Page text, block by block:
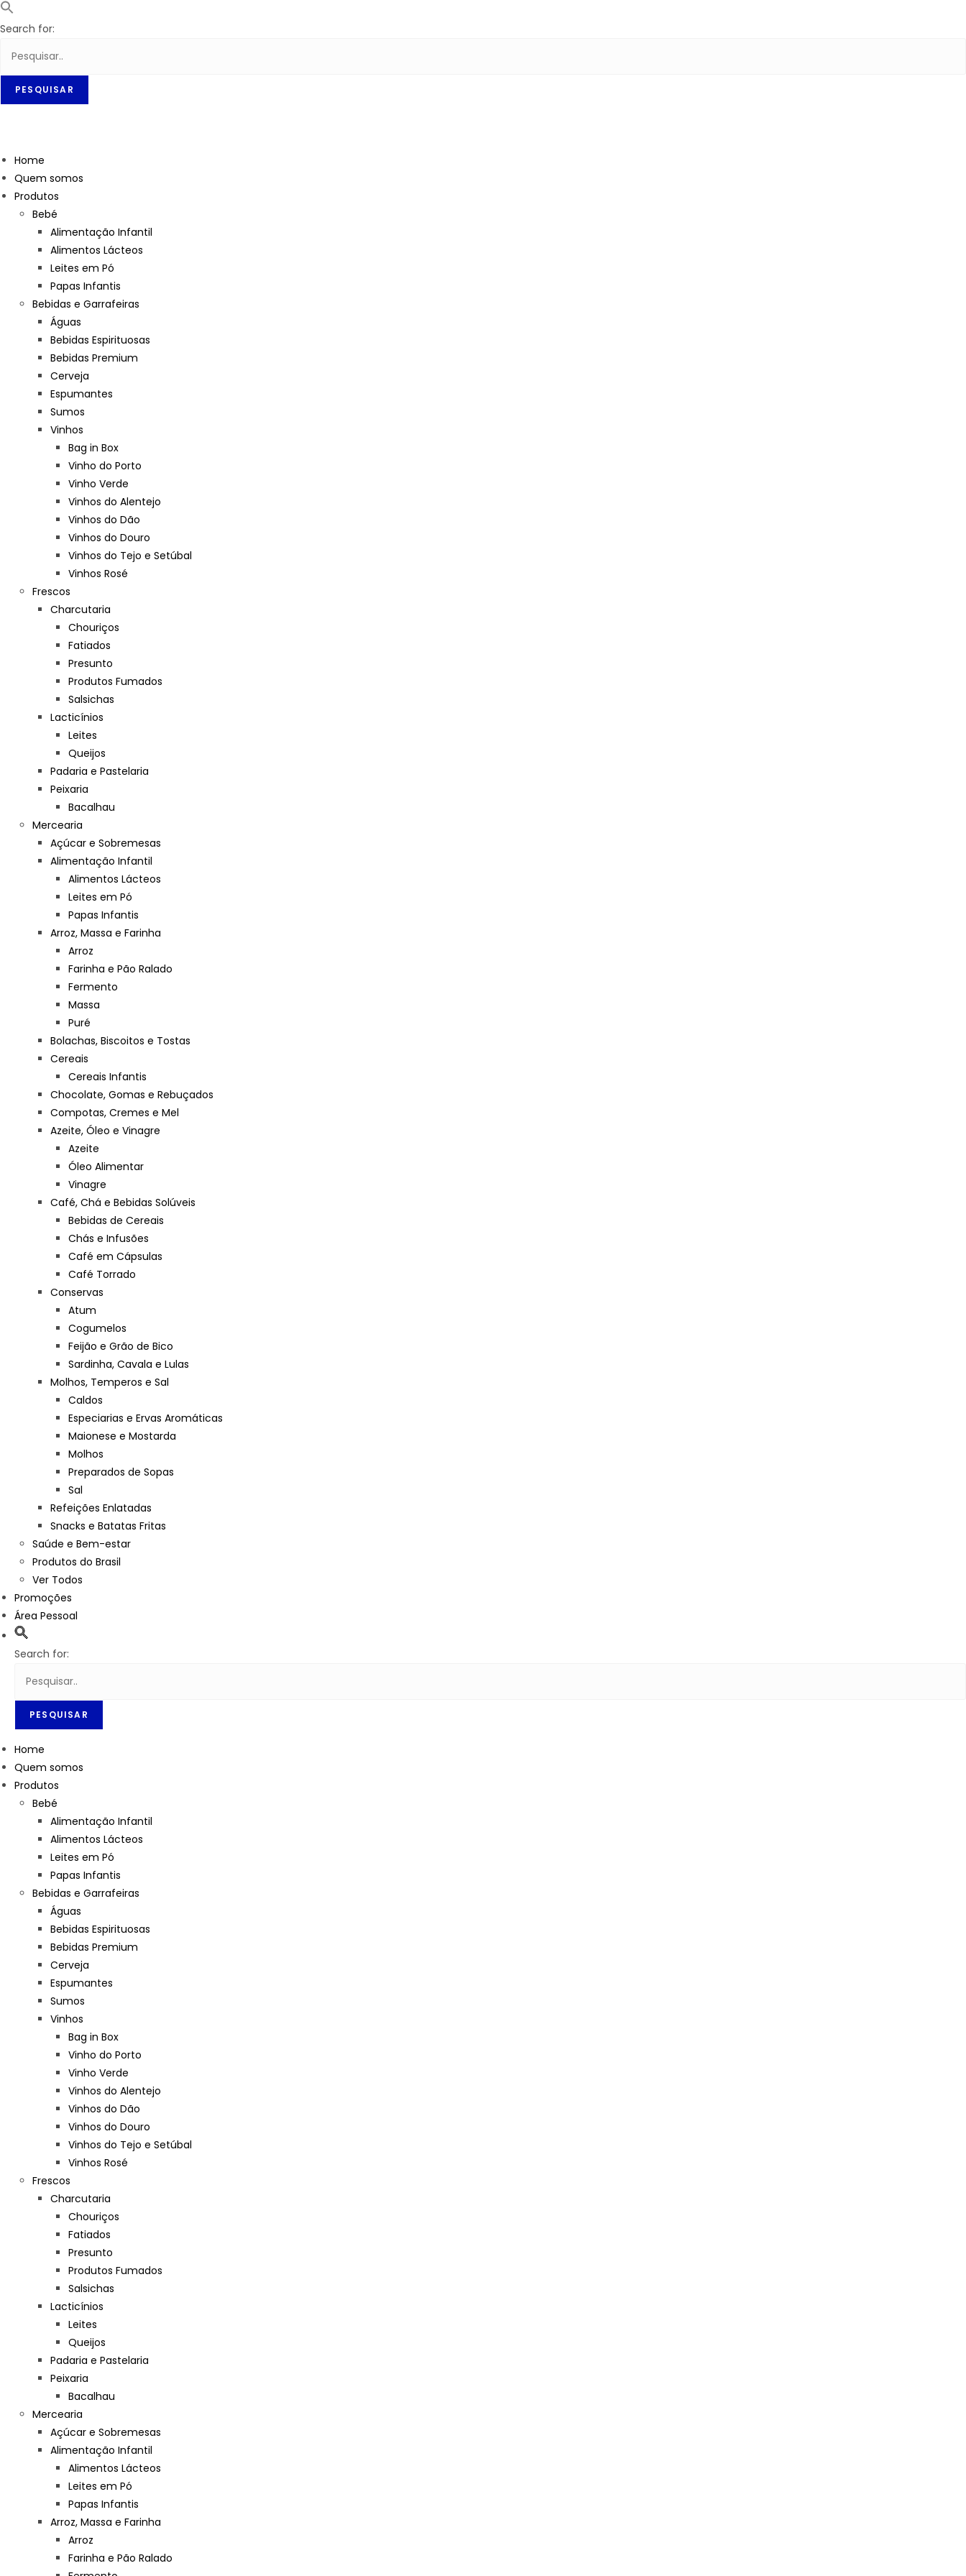
Search for:
Home
Quem somos
Produtos
Bebé
Alimentação Infantil
Alimentos Lácteos
Leites em Pó
Papas Infantis
Bebidas e Garrafeiras
Águas
Bebidas Espirituosas
Bebidas Premium
Cerveja
Espumantes
Sumos
Vinhos
Bag in Box
Vinho do Porto
Vinho Verde
Vinhos do Alentejo
Vinhos do Dão
Vinhos do Douro
Vinhos do Tejo e Setúbal
Vinhos Rosé
Frescos
Charcutaria
Chouriços
Fatiados
Presunto
Produtos Fumados
Salsichas
Lacticínios
Leites
Queijos
Padaria e Pastelaria
Peixaria
Bacalhau
Mercearia
Açúcar e Sobremesas
Alimentação Infantil
Alimentos Lácteos
Leites em Pó
Papas Infantis
Arroz, Massa e Farinha
Arroz
Farinha e Pão Ralado
Fermento
Massa
Puré
Bolachas, Biscoitos e Tostas
Cereais
Cereais Infantis
Chocolate, Gomas e Rebuçados
Compotas, Cremes e Mel
Azeite, Óleo e Vinagre
Azeite
Óleo Alimentar
Vinagre
Café, Chá e Bebidas Solúveis
Bebidas de Cereais
Chás e Infusões
Café em Cápsulas
Café Torrado
Conservas
Atum
Cogumelos
Feijão e Grão de Bico
Sardinha, Cavala e Lulas
Molhos, Temperos e Sal
Caldos
Especiarias e Ervas Aromáticas
Maionese e Mostarda
Molhos
Preparados de Sopas
Sal
Refeições Enlatadas
Snacks e Batatas Fritas
Saúde e Bem-estar
Produtos do Brasil
Ver Todos
Promoções
Área Pessoal
Search for:
Home
Quem somos
Produtos
Bebé
Alimentação Infantil
Alimentos Lácteos
Leites em Pó
Papas Infantis
Bebidas e Garrafeiras
Águas
Bebidas Espirituosas
Bebidas Premium
Cerveja
Espumantes
Sumos
Vinhos
Bag in Box
Vinho do Porto
Vinho Verde
Vinhos do Alentejo
Vinhos do Dão
Vinhos do Douro
Vinhos do Tejo e Setúbal
Vinhos Rosé
Frescos
Charcutaria
Chouriços
Fatiados
Presunto
Produtos Fumados
Salsichas
Lacticínios
Leites
Queijos
Padaria e Pastelaria
Peixaria
Bacalhau
Mercearia
Açúcar e Sobremesas
Alimentação Infantil
Alimentos Lácteos
Leites em Pó
Papas Infantis
Arroz, Massa e Farinha
Arroz
Farinha e Pão Ralado